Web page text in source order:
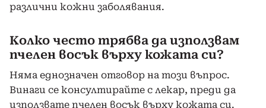
различни кожни заболявания.
Колко често трябва да използвам
пчелен восък върху кожата си?
Няма еднозначен отговор на този въпрос.
Винаги се консултирайте с лекар, преди да
използвате пчелен восък върху кожата си.